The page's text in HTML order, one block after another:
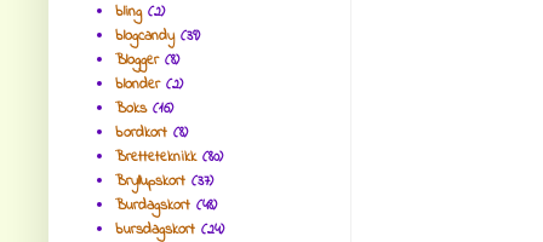
bling (2)
blogcandy (39)
Blogger (8)
blonder (2)
Boks (16)
bordkort (8)
Bretteteknikk (80)
Bryllupskort (37)
Burdagskort (48)
bursdagskort (24)